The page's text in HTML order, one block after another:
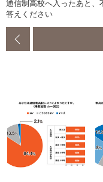
通信制高校へ入ったあと、
答えください